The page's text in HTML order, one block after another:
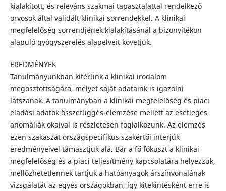
kialakított, és releváns szakmai tapasztalattal rendelkező
orvosok által validált klinikai sorrendekkel. A klinikai
megfelelőség sorrendjének kialakításánál a bizonyítékon
alapuló gyógyszerelés alapelveit követjük.
EREDMÉNYEK
Tanulmányunkban kitérünk a klinikai irodalom
megosztottságára, melyet saját adataink is igazolni
látszanak. A tanulmányban a klinikai megfelelőség és piaci
eladási adatok összefüggés-elemzése mellett az esetleges
anomáliák okaival is részletesen foglalkozunk. Az elemzés
ezen szakaszát országspecifikus szakértői interjúk
eredményeivel támasztjuk alá. Bár a fő fókuszt a klinikai
megfelelőség és a piaci teljesítmény kapcsolatára helyezzük,
mellőzhetetlennek tartjuk a hatóanyagok árszínvonalának
vizsgálatát az egyes országokban, így kitekintésként erre is